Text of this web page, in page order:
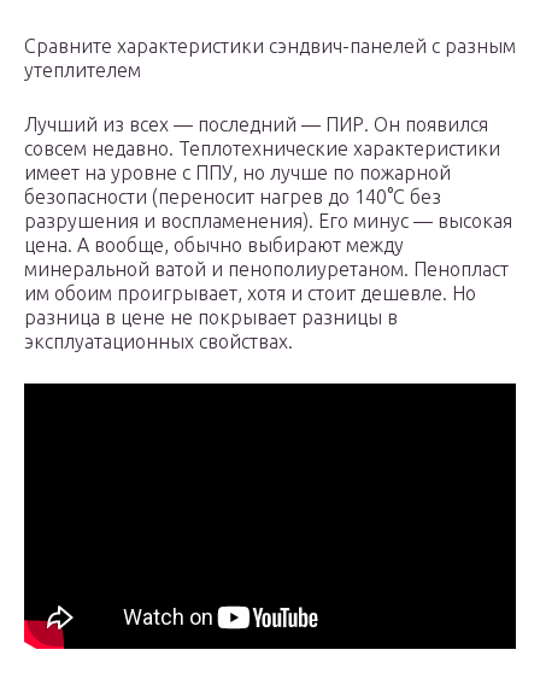
Сравните характеристики сэндвич-панелей с разным
утеплителем
Лучший из всех — последний — ПИР. Он появился
совсем недавно. Теплотехнические характеристики
имеет на уровне с ППУ, но лучше по пожарной
безопасности (переносит нагрев до 140°C без
разрушения и воспламенения). Его минус — высокая
цена. А вообще, обычно выбирают между
минеральной ватой и пенополиуретаном. Пенопласт
им обоим проигрывает, хотя и стоит дешевле. Но
разница в цене не покрывает разницы в
эксплуатационных свойствах.